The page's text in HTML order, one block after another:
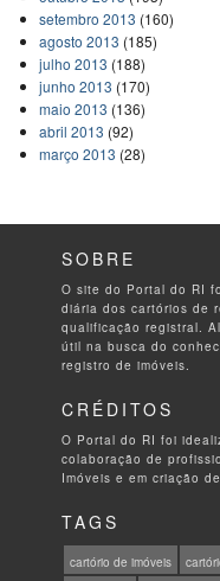
setembro 2013 (160)
agosto 2013 (185)
julho 2013 (188)
junho 2013 (170)
maio 2013 (136)
abril 2013 (92)
março 2013 (28)
SOBRE
O site do Portal do RI
diária dos cartórios de
qualificação registral.
útil na busca do
registro de imóveis.
CRÉDITOS
O Portal do RI foi
colaboração de
Imóveis e em criação
TAGS
cartório de imóveis